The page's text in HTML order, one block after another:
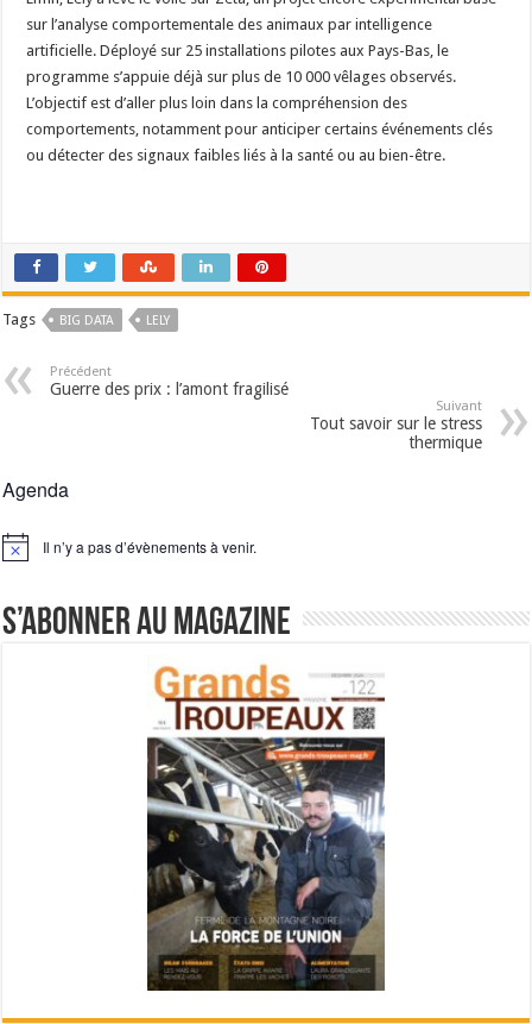
sur l’analyse comportementale des animaux par intelligence
artificielle. Déployé sur 25 installations pilotes aux Pays-Bas, le
programme s’appuie déjà sur plus de 10 000 vêlages observés.
L’objectif est d’aller plus loin dans la compréhension des
comportements, notamment pour anticiper certains événements clés
ou détecter des signaux faibles liés à la santé ou au bien-être.
Tags BIG DATA LELY
Précédent
Guerre des prix : l’amont fragilisé
Suivant
Tout savoir sur le stress
thermique
Agenda
Notice Il n’y a pas d’évènements à venir.
S’abonner au magazine